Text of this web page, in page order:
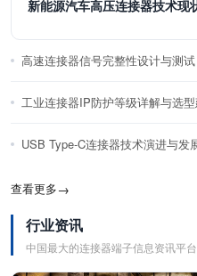
新能源汽车高压连接器技术现
高速连接器信号完整性设计与测试
工业连接器IP防护等级详解与选
USB Type-C连接器技术演进与发
查看更多→
行业资讯
中国最大的连接器端子信息资讯平台